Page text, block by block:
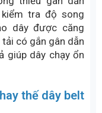
dây băng
nghiệp
khác nhau, bao
inox, modular và